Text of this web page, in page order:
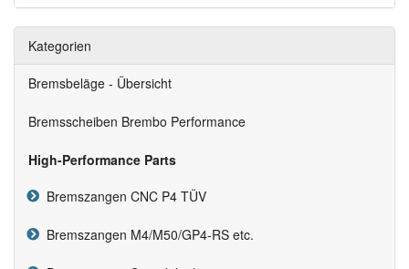
Kategorien
Bremsbeläge - Übersicht
Bremsscheiben Brembo Performance
High-Performance Parts
Bremszangen CNC P4 TÜV
Bremszangen M4/M50/GP4-RS etc.